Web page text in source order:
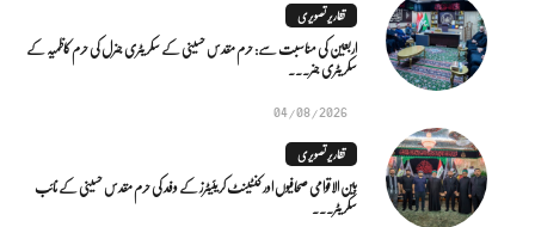
تقاریر تصویری
اربعین کی مناسبت سے: حرم مقدس حسینی کے سکریٹری جنرل کی حرم کاظمیہ کے
سکریٹری جنر...
04/08/2026
تقاریر تصویری
بین الاقوامی صحافیوں اور کنٹینٹ کریئیٹرز کے وفد کی حرم مقدس حسینی کے نائب
سکریٹر...